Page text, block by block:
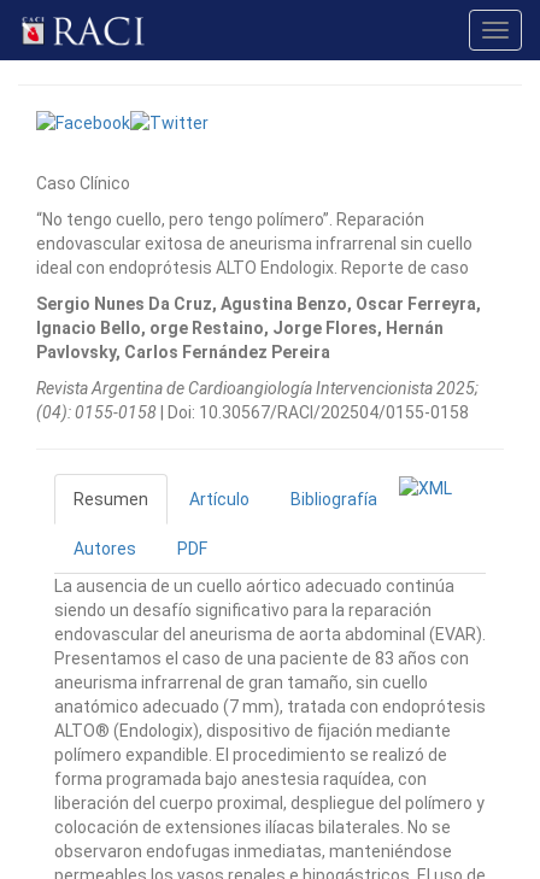
Caso Clínico
“No tengo cuello, pero tengo polímero”. Reparación
endovascular exitosa de aneurisma infrarrenal sin cuello
ideal con endoprótesis ALTO Endologix. Reporte de caso
Sergio Nunes Da Cruz, Agustina Benzo, Oscar Ferreyra,
Ignacio Bello, orge Restaino, Jorge Flores, Hernán
Pavlovsky, Carlos Fernández Pereira
Revista Argentina de Cardioangiologí­a Intervencionista 2025;
(04): 0155-0158 | Doi: 10.30567/RACI/202504/0155-0158
Resumen Artículo Bibliografía
Autores
PDF
La ausencia de un cuello aórtico adecuado continúa
siendo un desafío significativo para la reparación
endovascular del aneurisma de aorta abdominal (EVAR).
Presentamos el caso de una paciente de 83 años con
aneurisma infrarrenal de gran tamaño, sin cuello
anatómico adecuado (7 mm), tratada con endoprótesis
ALTO® (Endologix), dispositivo de fijación mediante
polímero expandible. El procedimiento se realizó de
forma programada bajo anestesia raquídea, con
liberación del cuerpo proximal, despliegue del polímero y
colocación de extensiones ilíacas bilaterales. No se
observaron endofugas inmediatas, manteniéndose